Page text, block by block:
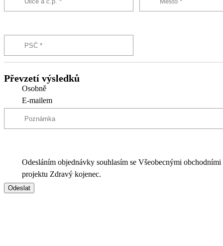
Převzetí výsledků
Osobně
E-mailem
Odesláním objednávky souhlasím se Všeobecnými
projektu Zdravý kojenec.